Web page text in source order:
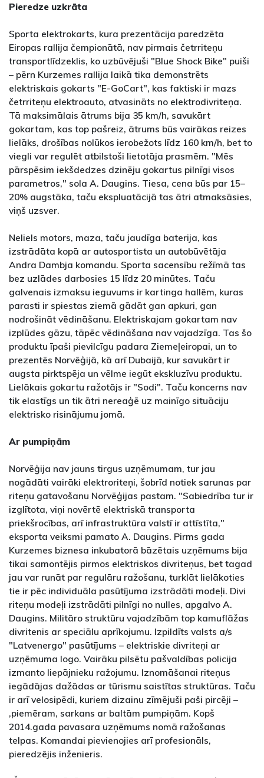
Pieredze uzkrāta
Sporta elektrokarts, kura prezentācija paredzēta
Eiropas rallija čempionātā, nav pirmais četrriteņu
transportlīdzeklis, ko uzbūvējuši "Blue Shock Bike" puiši
– pērn Kurzemes rallija laikā tika demonstrēts
elektriskais gokarts "E-GoCart", kas faktiski ir mazs
četrriteņu elektroauto, atvasināts no elektrodivriteņa.
Tā maksimālais ātrums bija 35 km/h, savukārt
gokartam, kas top pašreiz, ātrums būs vairākas reizes
lielāks, drošības nolūkos ierobežots līdz 160 km/h, bet to
viegli var regulēt atbilstoši lietotāja prasmēm. "Mēs
pārspēsim iekšdedzes dzinēju gokartus pilnīgi visos
parametros," sola A. Daugins. Tiesa, cena būs par 15–
20% augstāka, taču ekspluatācijā tas ātri atmaksāsies,
viņš uzsver.
Neliels motors, maza, taču jaudīga baterija, kas
izstrādāta kopā ar autosportista un autobūvētāja
Andra Dambja komandu. Sporta sacensību režīmā tas
bez uzlādes darbosies 15 līdz 20 minūtes. Taču
galvenais izmaksu ieguvums ir kartinga hallēm, kuras
parasti ir spiestas ziemā gādāt gan apkuri, gan
nodrošināt vēdināšanu. Elektriskajam gokartam nav
izplūdes gāzu, tāpēc vēdināšana nav vajadzīga. Tas šo
produktu īpaši pievilcīgu padara Ziemeļeiropai, un to
prezentēs Norvēģijā, kā arī Dubaijā, kur savukārt ir
augsta pirktspēja un vēlme iegūt ekskluzīvu produktu.
Lielākais gokartu ražotājs ir "Sodi". Taču koncerns nav
tik elastīgs un tik ātri nereaģē uz mainīgo situāciju
elektrisko risinājumu jomā.
Ar pumpiņām
Norvēģija nav jauns tirgus uzņēmumam, tur jau
nogādāti vairāki elektroriteņi, šobrīd notiek sarunas par
riteņu gatavošanu Norvēģijas pastam. "Sabiedrība tur ir
izglītota, viņi novērtē elektriskā transporta
priekšrocības, arī infrastruktūra valstī ir attīstīta,"
eksporta veiksmi pamato A. Daugins. Pirms gada
Kurzemes biznesa inkubatorā bāzētais uzņēmums bija
tikai samontējis pirmos elektriskos divriteņus, bet tagad
jau var runāt par regulāru ražošanu, turklāt lielākoties
tie ir pēc individuāla pasūtījuma izstrādāti modeļi. Divi
riteņu modeļi izstrādāti pilnīgi no nulles, apgalvo A.
Daugins. Militāro struktūru vajadzībām top kamuflāžas
divritenis ar speciālu aprīkojumu. Izpildīts valsts a/s
"Latvenergo" pasūtījums – elektriskie divriteņi ar
uzņēmuma logo. Vairāku pilsētu pašvaldības policija
izmanto liepājnieku ražojumu. Iznomāšanai riteņus
iegādājas dažādas ar tūrismu saistītas struktūras. Taču
ir arī velosipēdi, kuriem dizainu zīmējuši paši pircēji –
,piemēram, sarkans ar baltām pumpiņām. Kopš
2014.gada pavasara uzņēmums nomā ražošanas
telpas. Komandai pievienojies arī profesionāls,
pieredzējis inženieris.